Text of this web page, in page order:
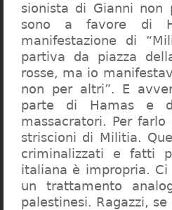
sionista di Gianni non
sono a favore di
manifestazione di
partiva da piazza
rosse, ma io
non per altri”. E
parte di Hamas e
massacratori. Per
striscioni di Militia.
criminalizzati e fatti
italiana è impropria.
un trattamento
palestinesi. Ragazzi,